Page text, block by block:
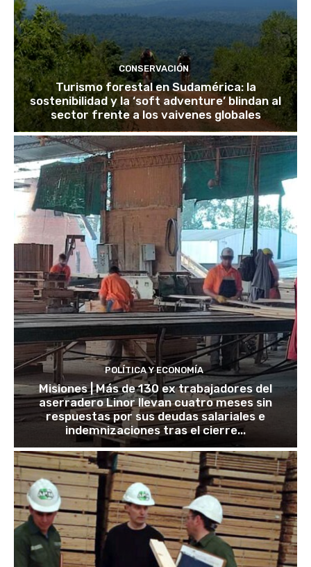
CONSERVACIÓN
Turismo forestal en Sudamérica: la
sostenibilidad y la ‘soft adventure’ blindan al
sector frente a los vaivenes globales
POLÍTICA Y ECONOMÍA
Misiones | Más de 130 ex trabajadores del
aserradero Linor llevan cuatro meses sin
respuestas por sus deudas salariales e
indemnizaciones tras el cierre...